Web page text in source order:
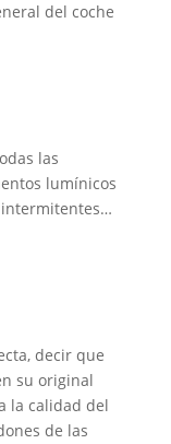
del coche
las
lumínicos
decir que
su original
la calidad del
de las